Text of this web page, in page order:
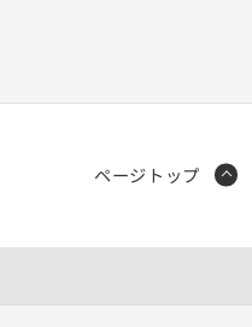
ページトップ